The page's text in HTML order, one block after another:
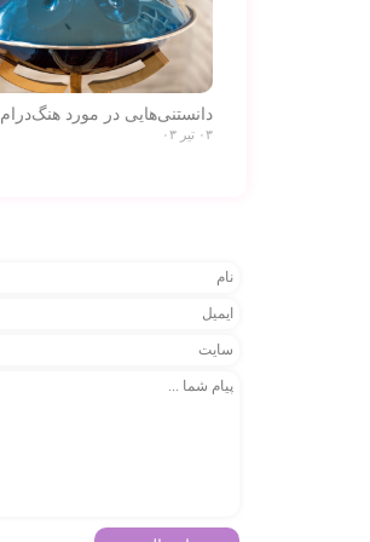
دانستنی‌هایی در مورد هنگ‌درام
۰۳ تیر ۰۳